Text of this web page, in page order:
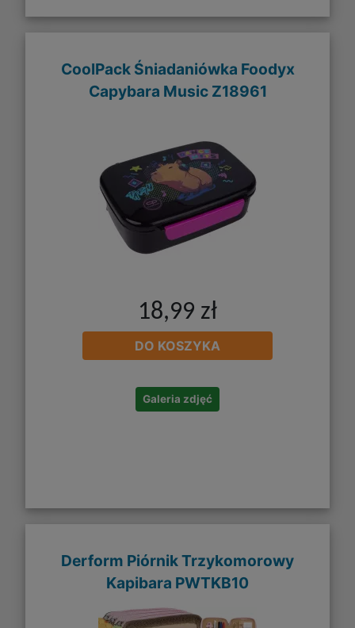
CoolPack Śniadaniówka Foodyx
Capybara Music Z18961
18,99 zł
DO KOSZYKA
Galeria zdjęć
Derform Piórnik Trzykomorowy
Kapibara PWTKB10